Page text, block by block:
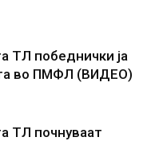
ТЛ победнички ја
во ПМФЛ (ВИДЕО)
ТЛ почнуваат